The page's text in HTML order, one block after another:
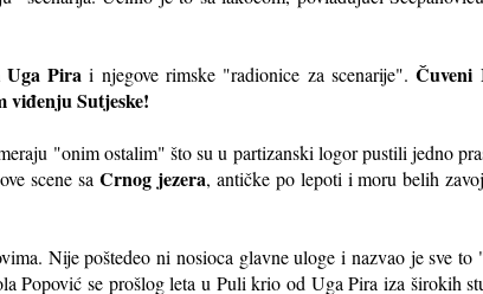
Uga Pira i njegove rimske "radionice za scenarije".Čuveni
viđenju Sutjeske!
"onim ostalim" što su u partizanski logor pustili jedno
scene saCrnog jezera, antičke po lepoti i moru belih
Nije poštedeo ni nosioca glavne uloge i nazvao je sve to
se prošlog leta u Puli krio od Uga Pira iza širokih